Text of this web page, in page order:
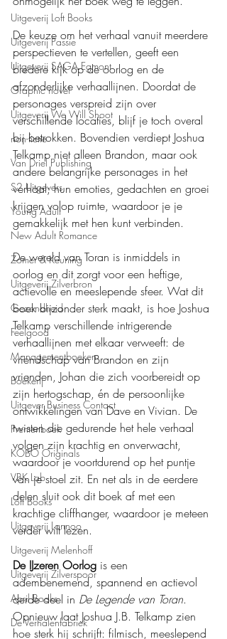
Uitgeverij Loft Books
Uitgeverij Passie
Uitgeverij SAGA Egmont
Graphic novel
Uitgeverij We Will Shoot
non-fictie
Van Driel Publishing
S2 Uitgevers
Young Adult
New Adult Romance
Zomer & Keuning
Uitgeverij Zilverbron
Gezondheid
Feelgood
Managementboeken
Boekerij
Uitgever Business Contact
Prentenboek
KOBO Originals
VBK Lab
Loft Books
Uitgeverij Lannoo
Uitgeverij Melenhoff
Uitgeverij Zilverspoor
April Books
De Verhalenfabriek
De keuze om het verhaal vanuit meerdere
perspectieven te vertellen, geeft een
bredere kijk op de oorlog en de
afzonderlijke verhaallijnen. Doordat de
personages verspreid zijn over
verschillende locaties, blijf je toch overal
bij betrokken. Bovendien verdiept Joshua
Telkamp niet alleen Brandon, maar ook
andere belangrijke personages in het
verhaal; hun emoties, gedachten en groei
krijgen volop ruimte, waardoor je je
gemakkelijk met hen kunt verbinden.
De wereld van Toran is inmiddels in
oorlog en dit zorgt voor een heftige,
actievolle en meeslepende sfeer. Wat dit
boek bijzonder sterk maakt, is hoe Joshua
Telkamp verschillende intrigerende
verhaallijnen met elkaar verweeft: de
vriendschap van Brandon en zijn
vrienden, Johan die zich voorbereidt op
zijn hertogschap, én de persoonlijke
ontwikkelingen van Dave en Vivian. De
twisten die gedurende het hele verhaal
volgen zijn krachtig en onverwacht,
waardoor je voortdurend op het puntje
van je stoel zit. En net als in de eerdere
delen sluit ook dit boek af met een
krachtige cliffhanger, waardoor je meteen
verder wilt lezen.
De IJzeren Oorlog is een
adembenemend, spannend en actievol
derde deel in De Legende van Toran.
Opnieuw laat Joshua J.B. Telkamp zien
hoe sterk hij schrijft: filmisch, meeslepend